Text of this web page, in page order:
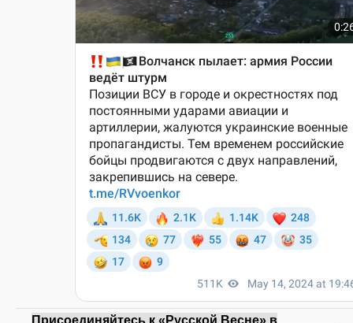
Присоединяйтесь к «Русской Весне» в